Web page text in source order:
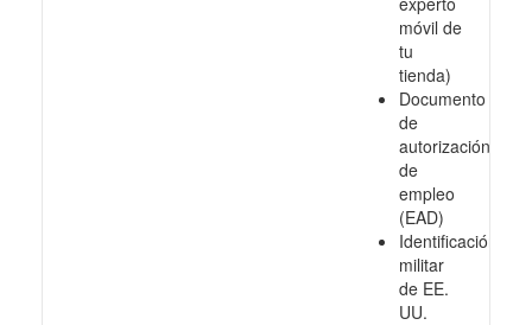
móvil de
tu
tienda)
Documento
de
autorización
de
empleo
(EAD)
Identificación
militar
de EE.
UU.